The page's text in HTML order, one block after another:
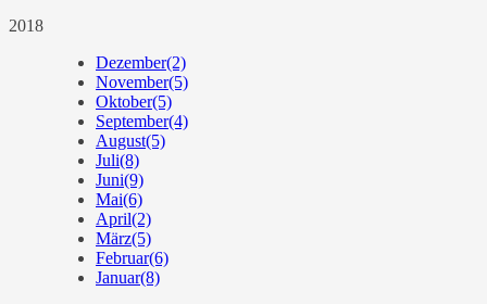
2018
Dezember(2)
November(5)
Oktober(5)
September(4)
August(5)
Juli(8)
Juni(9)
Mai(6)
April(2)
März(5)
Februar(6)
Januar(8)